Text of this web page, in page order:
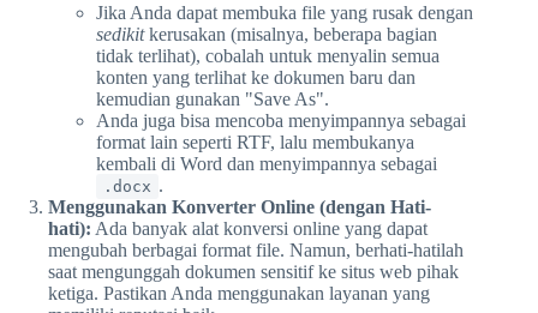
Jika Anda dapat membuka file yang rusak dengan
sedikitkerusakan (misalnya, beberapa bagian
tidak terlihat), cobalah untuk menyalin semua
konten yang terlihat ke dokumen baru dan
kemudian gunakan "Save As".
Anda juga bisa mencoba menyimpannya sebagai
format lain seperti RTF, lalu membukanya
kembali di Word dan menyimpannya sebagai
.docx .
Menggunakan Konverter Online (dengan Hati-
hati): Ada banyak alat konversi online yang dapat
mengubah berbagai format file. Namun, berhati-hatilah
saat mengunggah dokumen sensitif ke situs web pihak
ketiga. Pastikan Anda menggunakan layanan yang